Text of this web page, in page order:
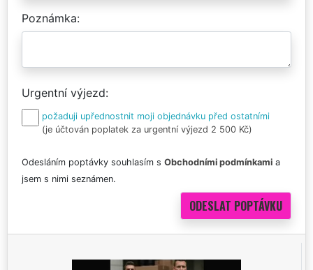
Poznámka
Urgentní výjezd
požaduji upřednostnit moji objednávku před ostatními
(je účtován poplatek za urgentní výjezd 2 500 Kč)
Odesláním poptávky souhlasím s Obchodními podmínkami a
jsem s nimi seznámen.